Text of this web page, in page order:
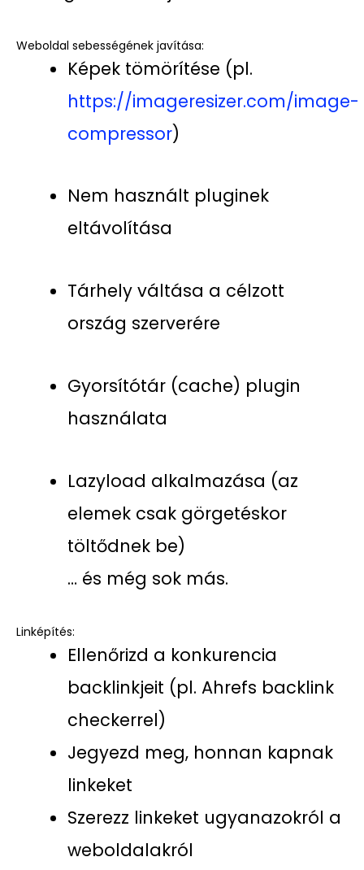
Weboldal sebességének javítása:
Képek tömörítése (pl.
https://imageresizer.com/image-
compressor)
Nem használt pluginek
eltávolítása
Tárhely váltása a célzott
ország szerverére
Gyorsítótár (cache) plugin
használata
Lazyload alkalmazása (az
elemek csak görgetéskor
töltődnek be)
… és még sok más.
Linképítés:
Ellenőrizd a konkurencia
backlinkjeit (pl. Ahrefs backlink
checkerrel)
Jegyezd meg, honnan kapnak
linkeket
Szerezz linkeket ugyanazokról a
weboldalakról